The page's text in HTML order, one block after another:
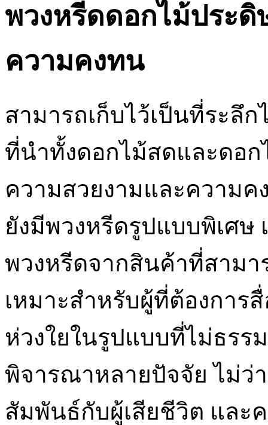
พวงหรีดดอกไม้ประดิ
ความคงทน
สามารถเก็บไว้เป็นที่ระลึ
ที่นำทั้งดอกไม้สดและดอ
ความสวยงามและความค
ยังมีพวงหรีดรูปแบบพิเศษ
พวงหรีดจากสินค้าที่สาม
เหมาะสำหรับผู้ที่ต้องการ
ห่วงใยในรูปแบบที่ไม่ธรร
พิจารณาหลายปัจจัย ไม่ว่
สัมพันธ์กับผู้เสียชีวิต และ